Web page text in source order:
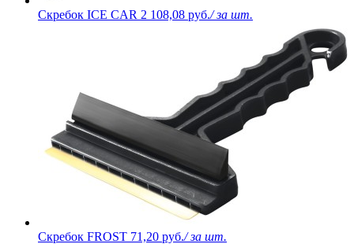
Скребок ICE CAR 2 108,08 руб./ за шт.
Скребок FROST 71,20 руб./ за шт.